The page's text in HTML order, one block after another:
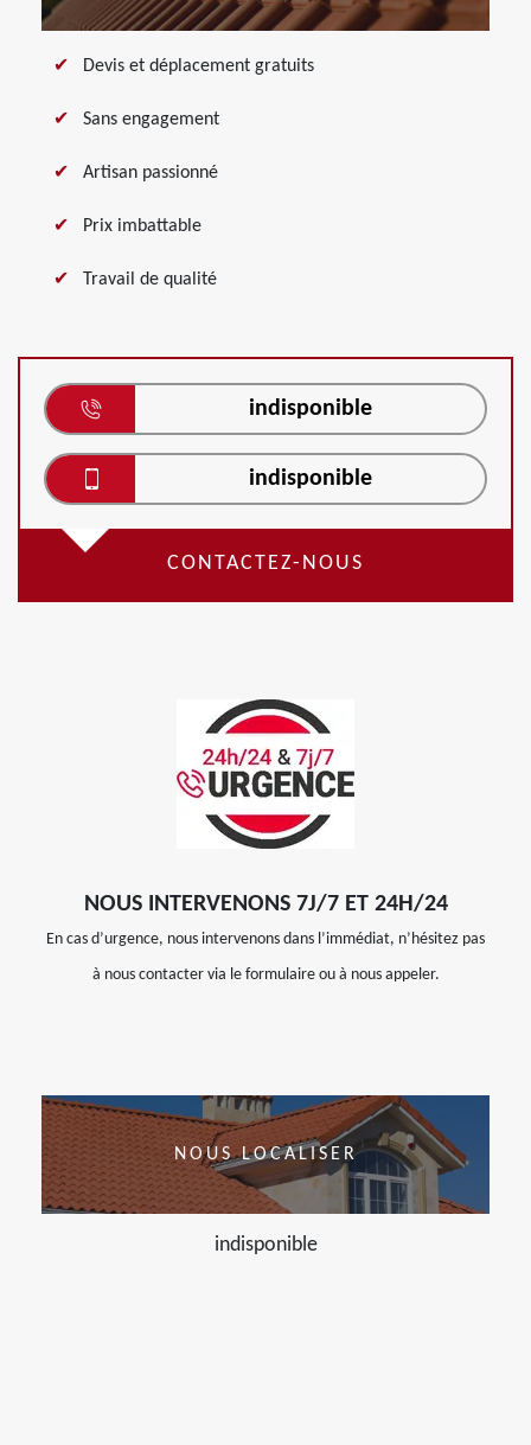
Devis et déplacement gratuits
Sans engagement
Artisan passionné
Prix imbattable
Travail de qualité
indisponible
indisponible
CONTACTEZ-NOUS
NOUS INTERVENONS 7J/7 ET 24H/24
En cas d’urgence, nous intervenons dans l’immédiat, n’hésitez pas
à nous contacter via le formulaire ou à nous appeler.
NOUS LOCALISER
indisponible